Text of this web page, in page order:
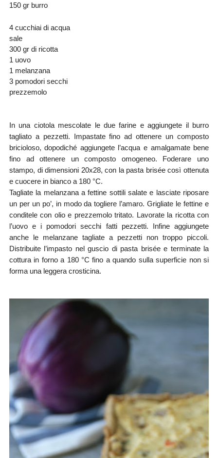
150 gr burro
4 cucchiai di acqua
sale
300 gr di ricotta
1 uovo
1 melanzana
3 pomodori secchi
prezzemolo
In una ciotola mescolate le due farine e aggiungete il burro
tagliato a pezzetti. Impastate fino ad ottenere un composto
bricioloso, dopodiché aggiungete l’acqua e amalgamate bene
fino ad ottenere un composto omogeneo. Foderare uno
stampo, di dimensioni 20x28, con la pasta brisée così ottenuta
e cuocere in bianco a 180 °C.
Tagliate la melanzana a fettine sottili salate e lasciate riposare
un per un po’, in modo da togliere l’amaro. Grigliate le fettine e
conditele con olio e prezzemolo tritato. Lavorate la ricotta con
l’uovo e i pomodori secchi fatti pezzetti. Infine aggiungete
anche le melanzane tagliate a pezzetti non troppo piccoli.
Distribuite l’impasto nel guscio di pasta brisée e terminate la
cottura in forno a 180 °C fino a quando sulla superficie non si
forma una leggera crosticina.